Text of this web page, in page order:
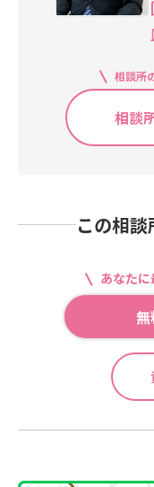
相談所
相談
この相談
あなた
無